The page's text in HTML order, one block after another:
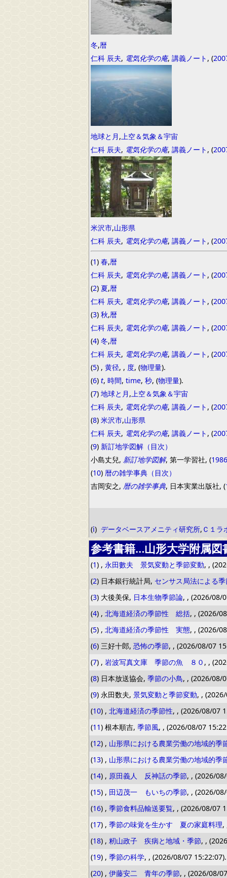
冬,暦
仁科 辰夫, 電気化学の庵, 講義ノート , (
地球と月 , 上空＆気象＆宇宙
仁科 辰夫, 電気化学の庵, 講義ノート , (
米沢市,山形県
仁科 辰夫, 電気化学の庵, 講義ノート , (
(1) 春,暦
仁科 辰夫, 電気化学の庵, 講義ノート , (
(2) 夏,暦
仁科 辰夫, 電気化学の庵, 講義ノート , (
(3) 秋,暦
仁科 辰夫, 電気化学の庵, 講義ノート , (
(4) 冬,暦
仁科 辰夫, 電気化学の庵, 講義ノート , (
(5) , 黄径, , 度, (物理量).
(6) t, 時間, time, 秒, (物理量).
(7) 地球と月 ,上空＆気象＆宇宙
仁科 辰夫, 電気化学の庵, 講義ノート , (
(8) 米沢市,山形県
仁科 辰夫, 電気化学の庵, 講義ノート , (
(9) 新訂地学図解（目次）
小島丈兒, 新訂地学図解, 第一学習社, (1986
(10) 暦の雑学事典（目次）
吉岡安之, 暦の雑学事典, 日本実業出版社, (
(ⅰ) データベースアメニティ研究所, Ｃ１ラ
参考書籍…山形大学附属図
(1) , 永田數夫 景気変動と季節変動, ,
(2) 日本銀行統計局, センサス局法による
(3) 大後美保, 日本生物季節論, , (2026/08/
(4) , 北海道経済の季節性 総括, , (2026/
(5) , 北海道経済の季節性 実態, , (2026/
(6) 三好十郎, 恐怖の季節, , (2026/08/07
(7) , 岩波写真文庫 季節の魚 ８０ , ,
(8) 日本放送協会, 季節の小鳥, , (2026/08/
(9) 永田数夫, 景気変動と季節変動, ,
(10) , 北海道経済の季節性, , (2026/08/07
(11) 根本順吉, 季節風, , (2026/08/07
(12) , 山形県における農業労働の地域的季
(13) , 山形県における農業労働の地域的季
(14) , 原田義人 反神話の季節, , (2026/
(15) , 田辺茂一 もいちの季節, , (2026/
(16) , 季節食料品輸送要覧, , (2026/08/07
(17) , 季節の味覚を生かす 夏の家庭料理,
(18) , 籾山政子 疾病と地域・季節, ,
(19) , 季節の科学, , (2026/08/07 15:22:07).
(20) , 伊藤安二 青年の季節, , (2026/08/